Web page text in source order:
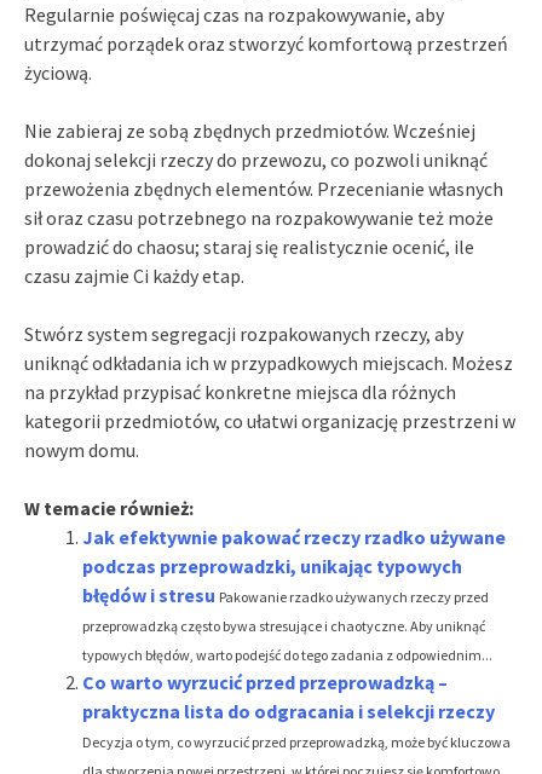
Regularnie poświęcaj czas na rozpakowywanie, aby
utrzymać porządek oraz stworzyć komfortową przestrzeń
życiową.
Nie zabieraj ze sobą zbędnych przedmiotów. Wcześniej
dokonaj selekcji rzeczy do przewozu, co pozwoli uniknąć
przewożenia zbędnych elementów. Przecenianie własnych
sił oraz czasu potrzebnego na rozpakowywanie też może
prowadzić do chaosu; staraj się realistycznie ocenić, ile
czasu zajmie Ci każdy etap.
Stwórz system segregacji rozpakowanych rzeczy, aby
uniknąć odkładania ich w przypadkowych miejscach. Możesz
na przykład przypisać konkretne miejsca dla różnych
kategorii przedmiotów, co ułatwi organizację przestrzeni w
nowym domu.
W temacie również:
Jak efektywnie pakować rzeczy rzadko używane
podczas przeprowadzki, unikając typowych
błędów i stresu Pakowanie rzadko używanych rzeczy przed
przeprowadzką często bywa stresujące i chaotyczne. Aby uniknąć
typowych błędów, warto podejść do tego zadania z odpowiednim...
Co warto wyrzucić przed przeprowadzką –
praktyczna lista do odgracania i selekcji rzeczy
Decyzja o tym, co wyrzucić przed przeprowadzką, może być kluczowa